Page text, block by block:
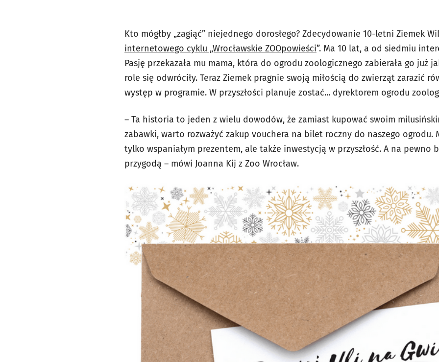
Kto mógłby „zagiąć” niejednego dorosłego? Zdecydowanie 10-letni Ziemek
internetowego cyklu „Wrocławskie ZOOpowieści”. Ma 10 lat, a od siedmiu
Pasję przekazała mu mama, która do ogrodu zoologicznego zabierała go już
role się odwróciły. Teraz Ziemek pragnie swoją miłością do zwierząt zarazić
występ w programie. W przyszłości planuje zostać... dyrektorem ogrodu
– Ta historia to jeden z wielu dowodów, że zamiast kupować swoim
zabawki, warto rozważyć zakup vouchera na bilet roczny do naszego ogrodu.
tylko wspaniałym prezentem, ale także inwestycją w przyszłość. A na pewno
przygodą – mówi Joanna Kij z Zoo Wrocław.